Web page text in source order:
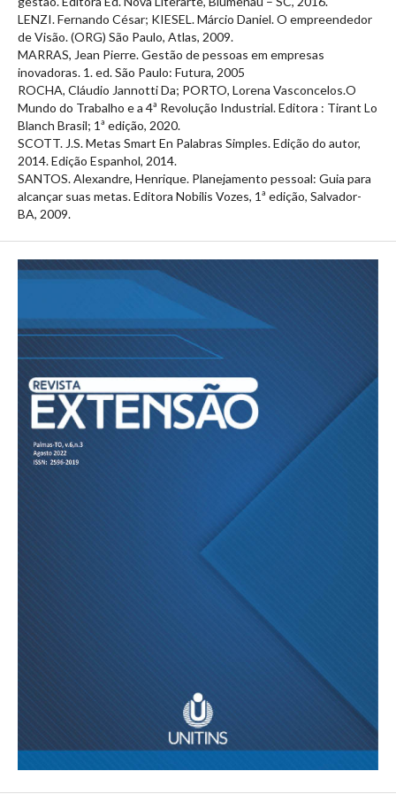
LENZI. Fernando César; KIESEL. Márcio Daniel. O empreendedor
de Visão. (ORG) São Paulo, Atlas, 2009.
MARRAS, Jean Pierre. Gestão de pessoas em empresas
inovadoras. 1. ed. São Paulo: Futura, 2005
ROCHA, Cláudio Jannotti Da; PORTO, Lorena Vasconcelos.O
Mundo do Trabalho e a 4ª Revolução Industrial. Editora ‏: ‎Tirant Lo
Blanch Brasil; 1ª edição, 2020.
SCOTT. J.S. Metas Smart En Palabras Simples. Edição do autor,
2014. Edição Espanhol, 2014.
SANTOS. Alexandre, Henrique. Planejamento pessoal: Guia para
alcançar suas metas. Editora Nobilis Vozes, 1ª edição, Salvador-
BA, 2009.